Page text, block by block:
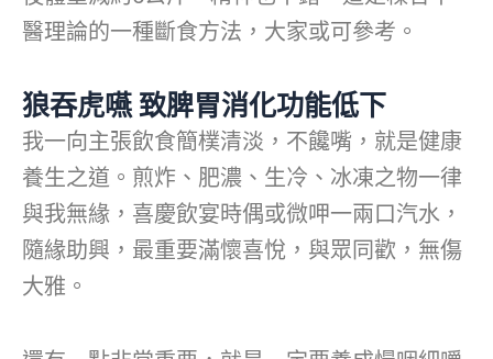
醫理論的一種斷食方法，大家或可參考。
狼吞虎嚥 致脾胃消化功能低下
我一向主張飲食簡樸清淡，不饞嘴，就是健康
養生之道。煎炸、肥濃、生冷、冰凍之物一律
與我無緣，喜慶飲宴時偶或微呷一兩口汽水，
隨緣助興，最重要滿懷喜悅，與眾同歡，無傷
大雅。